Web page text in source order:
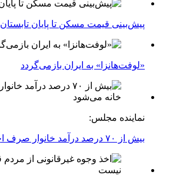
پیش‌بینی قیمت مسکن تا پایان تابستان ۱۴۰۵
«لوفت‌هانزا» به ایران بازمی‌گردد
نماینده مجلس:
بیش از ۷۰ درصد درآمد خانوار صرف اجاره خانه می‌شود